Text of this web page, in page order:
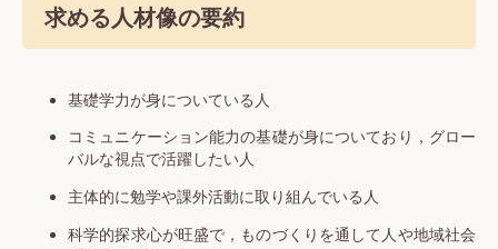
求める人材像の要約
基礎学力が身についている人
コミュニケーション能力の基礎が身についており，グロー
バルな視点で活躍したい人
主体的に勉学や課外活動に取り組んでいる人
科学的探求心が旺盛で，ものづくりを通して人や地域社会